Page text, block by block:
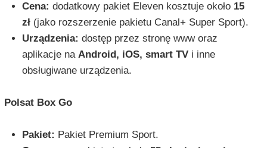
Cena: dodatkowy pakiet Eleven kosztuje około 15
zł(jako rozszerzenie pakietu Canal+ Super Sport).
Urządzenia: dostęp przez stronę www oraz
aplikacje na Android, iOS, smart TVi inne
obsługiwane urządzenia.
Polsat Box Go
Pakiet: Pakiet Premium Sport.